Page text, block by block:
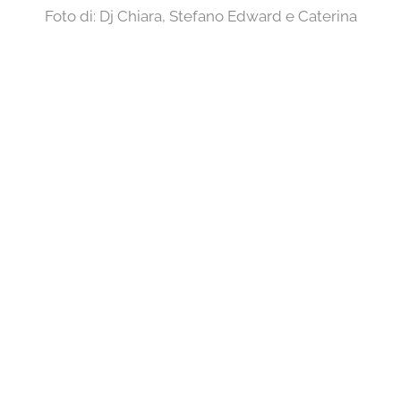
Foto di: Dj Chiara, Stefano Edward e Caterina